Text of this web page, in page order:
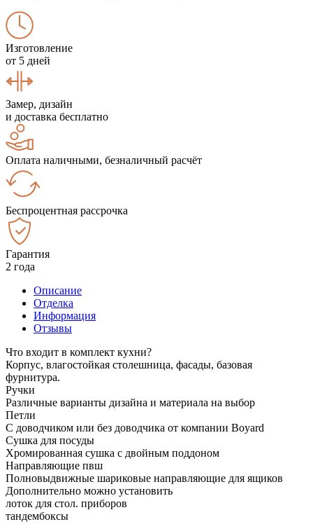
Изготовление
от 5 дней
Замер, дизайн
и доставка бесплатно
Оплата наличными, безналичный расчёт
Беспроцентная рассрочка
Гарантия
2 года
Описание
Отделка
Информация
Отзывы
Что входит в комплект кухни?
Корпус, влагостойкая столешница, фасады, базовая
фурнитура.
Ручки
Различные варианты дизайна и материала на выбор
Петли
С доводчиком или без доводчика от компании Boyard
Сушка для посуды
Хромированная сушка с двойным поддоном
Направляющие пвш
Полновыдвижные шариковые направляющие для ящиков
Дополнительно можно установить
лоток для стол. приборов
тандембоксы